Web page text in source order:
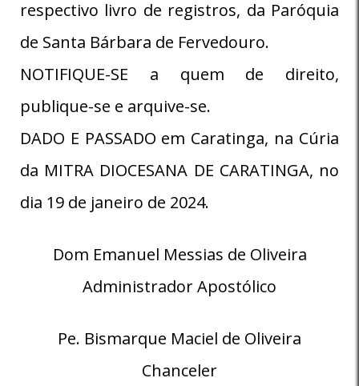
respectivo livro de registros, da Paróquia
de Santa Bárbara de Fervedouro.
NOTIFIQUE-SE a quem de direito,
publique-se e arquive-se.
DADO E PASSADO em Caratinga, na Cúria
da MITRA DIOCESANA DE CARATINGA, no
dia 19 de janeiro de 2024.
Dom Emanuel Messias de Oliveira
Administrador Apostólico
Pe. Bismarque Maciel de Oliveira
Chanceler